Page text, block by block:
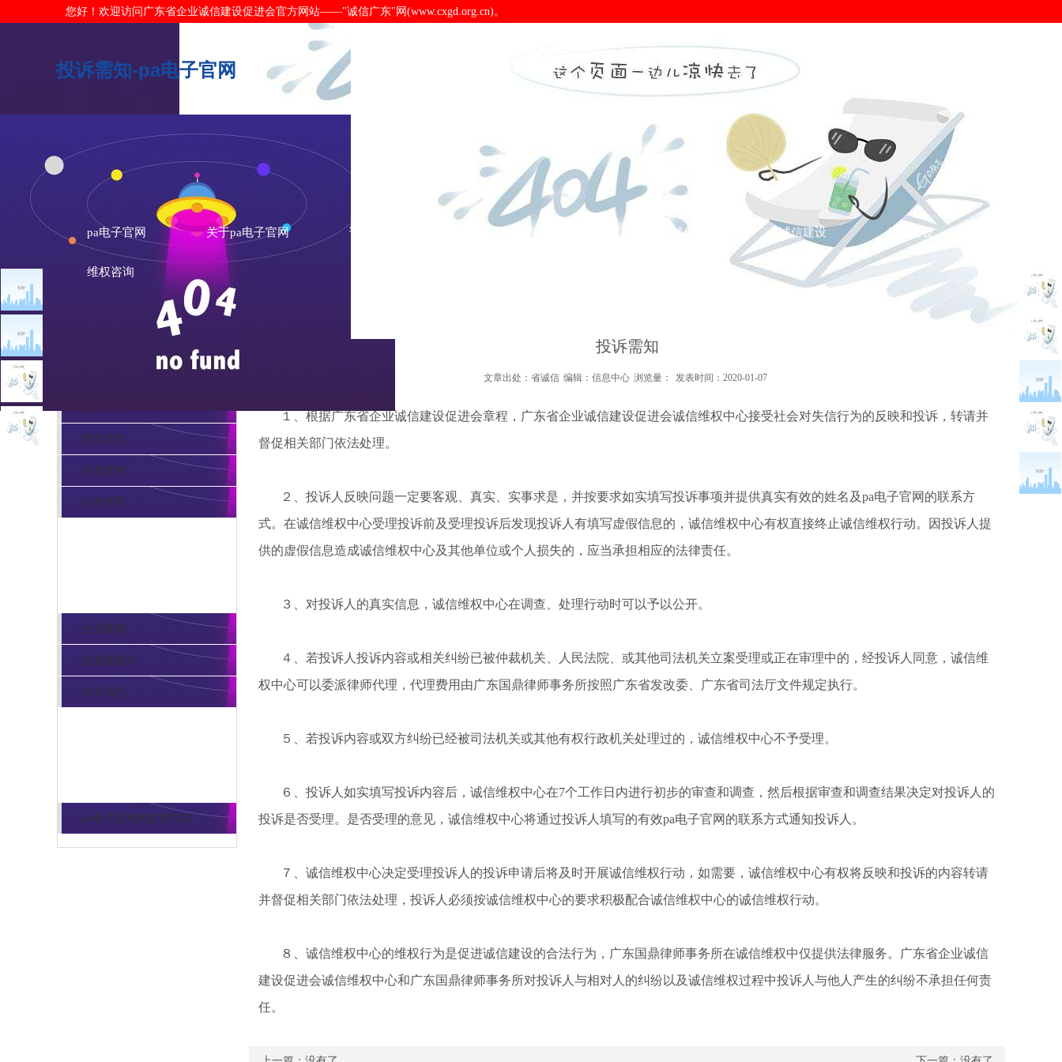
您好！欢迎访问广东省企业诚信建设促进会官方网站——"诚信广东"网(www.cxgd.org.cn)。
投诉需知-pa电子官网
pa电子官网 关于pa电子官网 诚信广东 诚信认证 诚信建设 信用建设
维权咨询
维权咨询
投诉需知
企业案例
法务资讯
企业案例
企业家案例
企业动态
pa电子官网的联系方式
您的位置： >维权咨询 投诉需知
投诉需知
文章出处：省诚信 编辑：信息中心 浏览量： 发表时间：2020-01-07
１、根据广东省企业诚信建设促进会章程，广东省企业诚信建设促进会诚信维权中心接受社会对失信行为的反映和投诉，转请并
督促相关部门依法处理。
２、投诉人反映问题一定要客观、真实、实事求是，并按要求如实填写投诉事项并提供真实有效的姓名及pa电子官网的联系方
式。在诚信维权中心受理投诉前及受理投诉后发现投诉人有填写虚假信息的，诚信维权中心有权直接终止诚信维权行动。因投诉人提
供的虚假信息造成诚信维权中心及其他单位或个人损失的，应当承担相应的法律责任。
３、对投诉人的真实信息，诚信维权中心在调查、处理行动时可以予以公开。
４、若投诉人投诉内容或相关纠纷已被仲裁机关、人民法院、或其他司法机关立案受理或正在审理中的，经投诉人同意，诚信维
权中心可以委派律师代理，代理费用由广东国鼎律师事务所按照广东省发改委、广东省司法厅文件规定执行。
５、若投诉内容或双方纠纷已经被司法机关或其他有权行政机关处理过的，诚信维权中心不予受理。
６、投诉人如实填写投诉内容后，诚信维权中心在7个工作日内进行初步的审查和调查，然后根据审查和调查结果决定对投诉人的
投诉是否受理。是否受理的意见，诚信维权中心将通过投诉人填写的有效pa电子官网的联系方式通知投诉人。
７、诚信维权中心决定受理投诉人的投诉申请后将及时开展诚信维权行动，如需要，诚信维权中心有权将反映和投诉的内容转请
并督促相关部门依法处理，投诉人必须按诚信维权中心的要求积极配合诚信维权中心的诚信维权行动。
８、诚信维权中心的维权行为是促进诚信建设的合法行为，广东国鼎律师事务所在诚信维权中仅提供法律服务。广东省企业诚信
建设促进会诚信维权中心和广东国鼎律师事务所对投诉人与相对人的纠纷以及诚信维权过程中投诉人与他人产生的纠纷不承担任何责
任。